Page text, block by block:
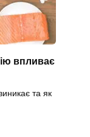
впливає
та як